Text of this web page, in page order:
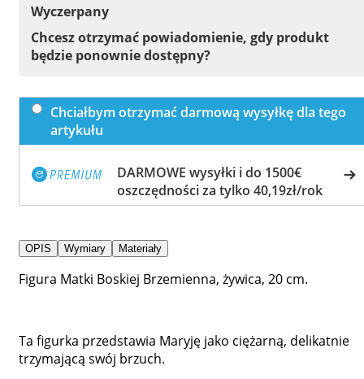
Wyczerpany
Chcesz otrzymać powiadomienie, gdy produkt
będzie ponownie dostępny?
Chciałbym otrzymać darmową wysyłkę dla tego
artykułu
DARMOWE wysyłki i do 1500€
oszczędności za tylko 40,19zł/rok
OPIS Wymiary Materiały
Figura Matki Boskiej Brzemienna, żywica, 20 cm.
Ta figurka przedstawia Maryję jako ciężarną, delikatnie
trzymającą swój brzuch.